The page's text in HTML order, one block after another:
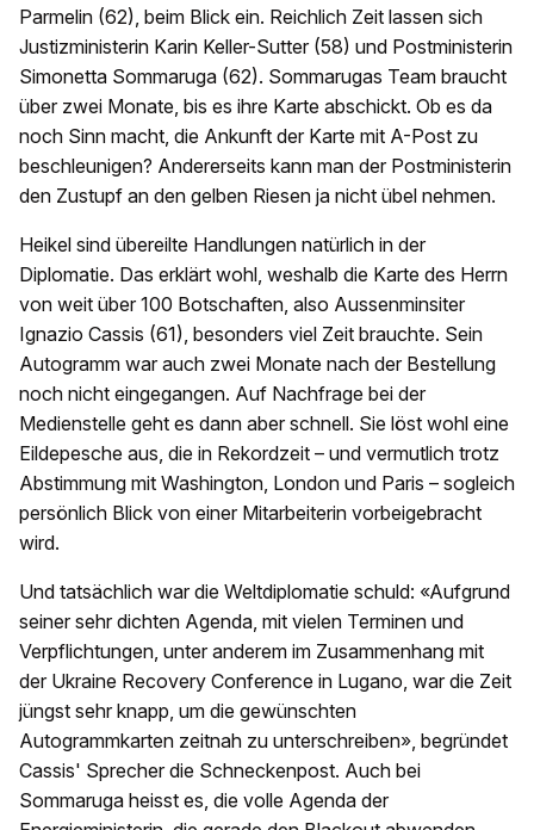
Parmelin (62), beim Blick ein. Reichlich Zeit lassen sich
Justizministerin Karin Keller-Sutter (58) und Postministerin
Simonetta Sommaruga (62). Sommarugas Team braucht
über zwei Monate, bis es ihre Karte abschickt. Ob es da
noch Sinn macht, die Ankunft der Karte mit A-Post zu
beschleunigen? Andererseits kann man der Postministerin
den Zustupf an den gelben Riesen ja nicht übel nehmen.
Heikel sind übereilte Handlungen natürlich in der
Diplomatie. Das erklärt wohl, weshalb die Karte des Herrn
von weit über 100 Botschaften, also Aussenminsiter
Ignazio Cassis (61), besonders viel Zeit brauchte. Sein
Autogramm war auch zwei Monate nach der Bestellung
noch nicht eingegangen. Auf Nachfrage bei der
Medienstelle geht es dann aber schnell. Sie löst wohl eine
Eildepesche aus, die in Rekordzeit – und vermutlich trotz
Abstimmung mit Washington, London und Paris – sogleich
persönlich Blick von einer Mitarbeiterin vorbeigebracht
wird.
Und tatsächlich war die Weltdiplomatie schuld: «Aufgrund
seiner sehr dichten Agenda, mit vielen Terminen und
Verpflichtungen, unter anderem im Zusammenhang mit
der Ukraine Recovery Conference in Lugano, war die Zeit
jüngst sehr knapp, um die gewünschten
Autogrammkarten zeitnah zu unterschreiben», begründet
Cassis' Sprecher die Schneckenpost. Auch bei
Sommaruga heisst es, die volle Agenda der